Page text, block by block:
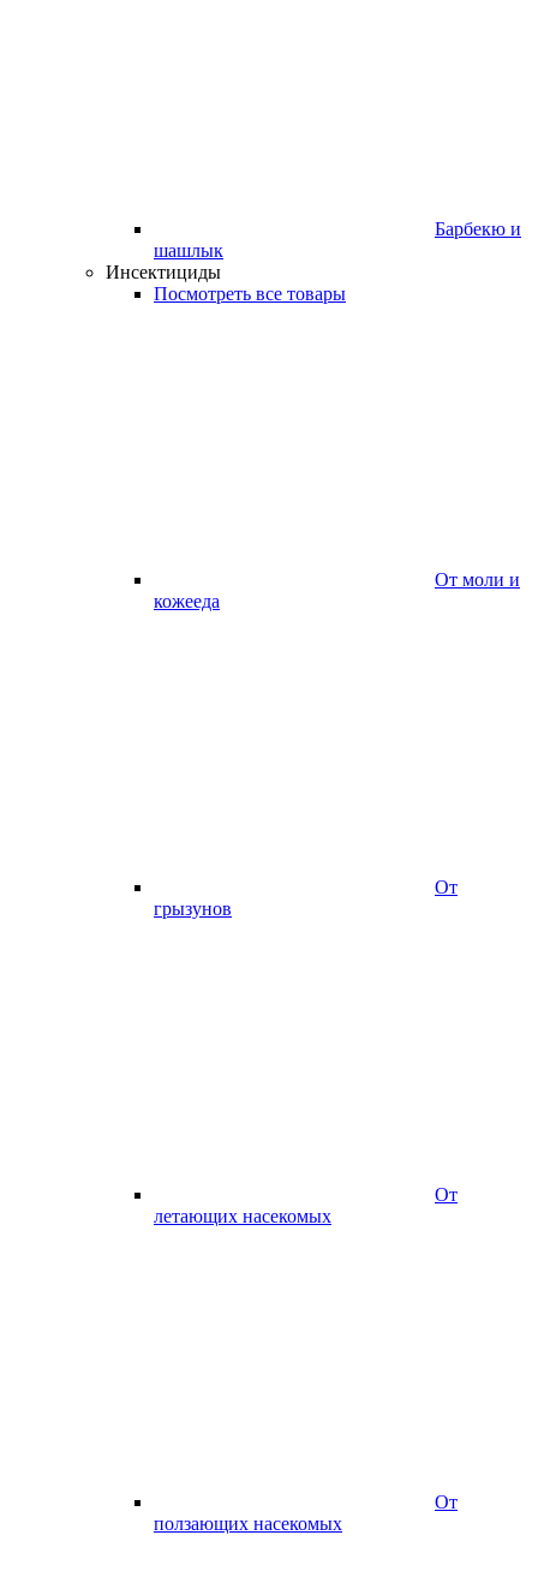
Барбекю и
шашлык
Инсектициды
Посмотреть все товары
От моли и
кожееда
От
грызунов
От
летающих насекомых
От
ползающих насекомых